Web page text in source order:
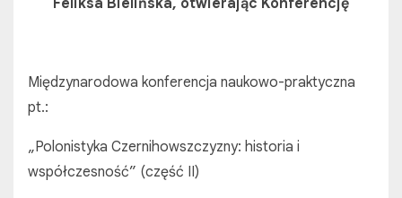
Feliksa Bielińska, otwierając Konferencję
Międzynarodowa konferencja naukowo-praktyczna
pt.:
„Polonistyka Czernihowszczyzny: historia i
współczesność” (część II)